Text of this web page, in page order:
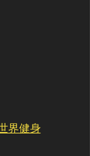
界健身